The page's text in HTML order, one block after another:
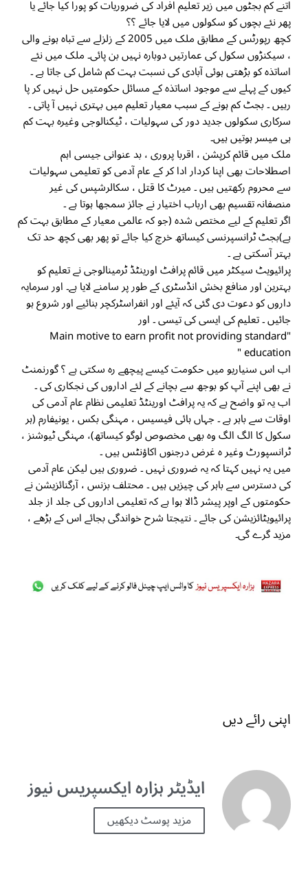
اتنے کم بجٹوں میں زیر تعلیم افراد کی ضروریات کو پورا کیا جائے یا
پھر نئے بچوں کو سکولوں میں لایا جائے ؟؟
کچھ رپورٹس کے مطابق ملک میں 2005 کے زلزلے سے تباہ ہونے والی
، سیکنڑوں سکول کی عمارتیں دوبارہ نہیں بن پائی۔ ملک میں نئے
اساتذہ کو بڑھتی ہوئی آبادی کی نسبت بہت کم شامل کی جاتا ہے ۔
کیوں کے پہلے سے موجود اساتذہ کے مسائل حکومتیں حل نہیں کر پا
رہیں ۔ بجٹ کم ہونے کے سبب معیار تعلیم میں بہتری نہیں آ پاتی ۔
سرکاری سکولوں جدید دور کی سہولیات ، ٹیکنالوجی وغیرہ بہت کم
ہی میسر ہوتیں ہیں۔
ملک میں قائم کرپشن ، اقربا پروری ، بد عنوانی جیسی اہم
اصطلاحات بھی اپنا کردار ادا کر کے عام آدمی کو تعلیمی سہولیات
سے محروم رکھتیں ہیں ۔ میرٹ کا قتل ، سکالرشپس کی غیر
منصفانہ تقسیم بھی ارباب اختیار نے جائز سمجھا ہوتا ہے ۔
اگر تعلیم کے لیے مختص شدہ (جو کہ عالمی معیار کے مطابق بہت کم
ہے)بجٹ ٹرانسپرنسی کیساتھ خرچ کیا جائے تو پھر بھی کچھ حد تک
بہتر آسکتی ہے ۔
پرائیویٹ سیکٹر میں قائم پرافٹ اورینٹڈ ٹرمینالوجی نے تعلیم کو
بہترین اور منافع بخش انڈسٹری کے طور پر سامنے لایا ہے۔ اور سرمایہ
داروں کو دعوت دی گئی کہ آیئے اور انفراسٹرکچر بنائیے اور شروع ہو
جائیں ۔ تعلیم کی ایسی کی تیسی ۔ اور
"Main motive to earn profit not providing standard
education "
اب اس سنیاریو میں حکومت کیسے پیچھے رہ سکتی ہے ؟ گورنمنٹ
نے بھی اپنے آپ کو بوجھ سے بچانے کے لئے اداروں کی نجکاری کی ۔
اب یہ تو واضح ہے کہ یہ پرافٹ اورینٹڈ تعلیمی نظام عام آدمی کی
اوقات سے باہر ہے ۔ جہاں ہائی فیسیس ، مہنگی بکس ، یونیفارم (ہر
سکول کا الگ الگ وہ بھی مخصوص لوگو کیساتھ)، مہنگی ٹیوشنز ،
ٹرانسپورٹ وغیر ہ غرض درجنوں اکاؤنٹس ہیں ۔
میں یہ نہیں کہتا کہ یہ ضروری نہیں ۔ ضروری ہیں لیکن عام آدمی
کی دسترس سے باہر کی چیزیں ہیں ۔ محتلف بزنس ، آرگنائزیشن نے
حکومتوں کے اوپر پیشر ڈالا ہوا ہے کہ تعلیمی اداروں کی جلد از جلد
پرائیویٹائزیشن کی جائے ۔ نتیجتا شرح خواندگی بجائے اس کے بڑھے ،
مزید گرے گی۔
اپنی رائے دیں
ایڈیٹر ہزارہ ایکسپریس نیوز
مزید پوسٹ دیکھیں